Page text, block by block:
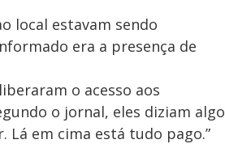
local estavam sendo
era a presença de
o acesso aos
o jornal, eles diziam algo
Lá em cima está tudo pago.”